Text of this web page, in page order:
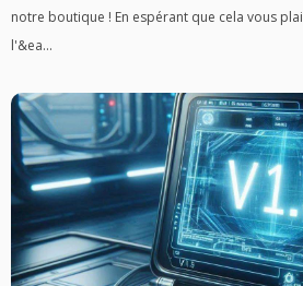
notre boutique ! En espérant que cela vous
l'&ea...